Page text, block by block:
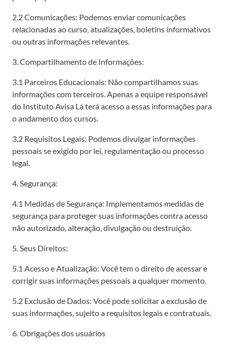
2.2 Comunicações: Podemos enviar comunicações
relacionadas ao curso, atualizações, boletins informativos
ou outras informações relevantes.
3. Compartilhamento de Informações:
3.1 Parceiros Educacionais: Não compartilhamos suas
informações com terceiros. Apenas a equipe responsável
do Instituto Avisa Lá terá acesso a essas informações para
o andamento dos cursos.
3.2 Requisitos Legais: Podemos divulgar informações
pessoais se exigido por lei, regulamentação ou processo
legal.
4. Segurança:
4.1 Medidas de Segurança: Implementamos medidas de
segurança para proteger suas informações contra acesso
não autorizado, alteração, divulgação ou destruição.
5. Seus Direitos:
5.1 Acesso e Atualização: Você tem o direito de acessar e
corrigir suas informações pessoais a qualquer momento.
5.2 Exclusão de Dados: Você pode solicitar a exclusão de
suas informações, sujeito a requisitos legais e contratuais.
6. Obrigações dos usuários